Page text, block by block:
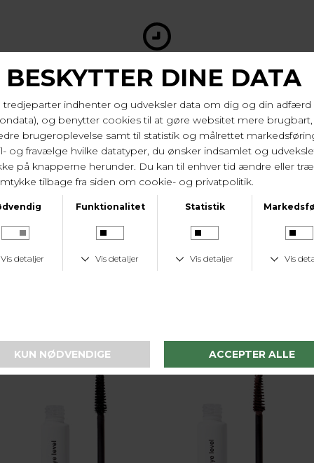
LEVERINGSTID
1-2 hverdage
KUNDESERVICE
Tlf. 24 59 87 63
LAV FRAGTPRIS
I samme serie